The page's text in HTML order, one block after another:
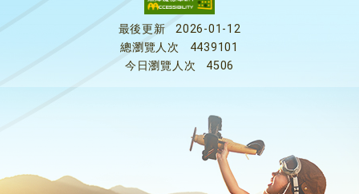
最後更新
2026-01-12
總瀏覽人次
4439101
今日瀏覽人次
4506